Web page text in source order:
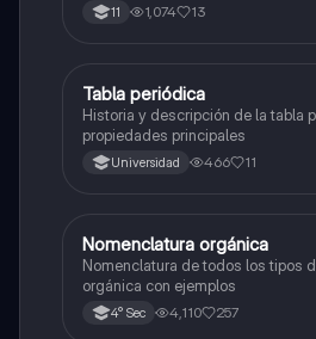
11 1,074 13
Química
Tabla periódica
Historia y descripción de la tabla
propiedades principales
Universidad 466 11
Química
Nomenclatura orgánica
Nomenclatura de todos los tipos
orgánica con ejemplos
4° Sec 4,110 257